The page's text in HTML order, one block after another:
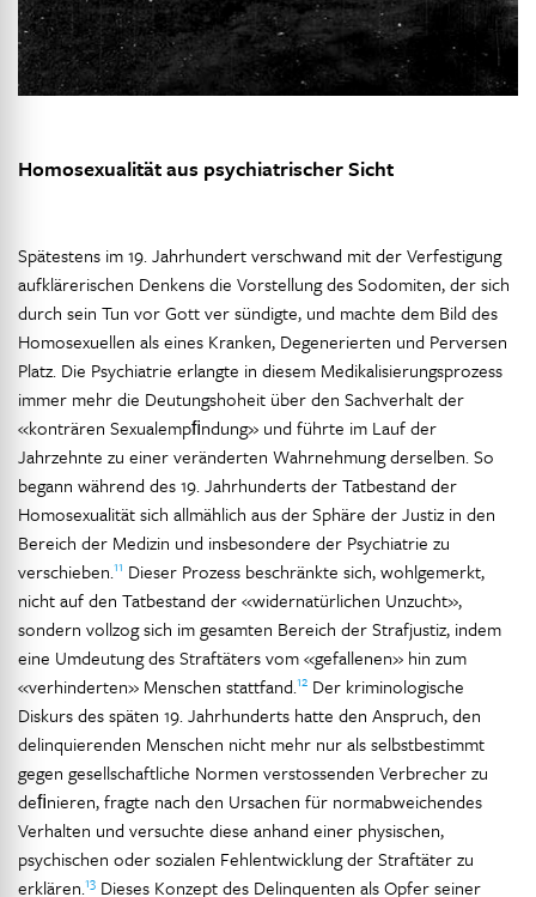
Homosexualität aus psychiatrischer Sicht
Spätestens im 19. Jahrhundert verschwand mit der Verfestigung
aufklärerischen Denkens die Vorstellung des Sodomiten, der sich
durch sein Tun vor Gott ver sündigte, und machte dem Bild des
Homosexuellen als eines Kranken, Degenerierten und Perversen
Platz. Die Psychiatrie erlangte in diesem Medikalisierungsprozess
immer mehr die Deutungshoheit über den Sachverhalt der
«konträren Sexualempﬁndung» und führte im Lauf der
Jahrzehnte zu einer veränderten Wahrnehmung derselben. So
begann während des 19. Jahrhunderts der Tatbestand der
Homosexualität sich allmählich aus der Sphäre der Justiz in den
Bereich der Medizin und insbesondere der Psychiatrie zu
verschieben.11 Dieser Prozess beschränkte sich, wohlgemerkt,
nicht auf den Tatbestand der «widernatürlichen Unzucht»,
sondern vollzog sich im gesamten Bereich der Strafjustiz, indem
eine Umdeutung des Straftäters vom «gefallenen» hin zum
«verhinderten» Menschen stattfand.12 Der kriminologische
Diskurs des späten 19. Jahrhunderts hatte den Anspruch, den
delinquierenden Menschen nicht mehr nur als selbstbestimmt
gegen gesellschaftliche Normen verstossenden Verbrecher zu
deﬁnieren, fragte nach den Ursachen für normabweichendes
Verhalten und versuchte diese anhand einer physischen,
psychischen oder sozialen Fehlentwicklung der Straftäter zu
erklären.13 Dieses Konzept des Delinquenten als Opfer seiner